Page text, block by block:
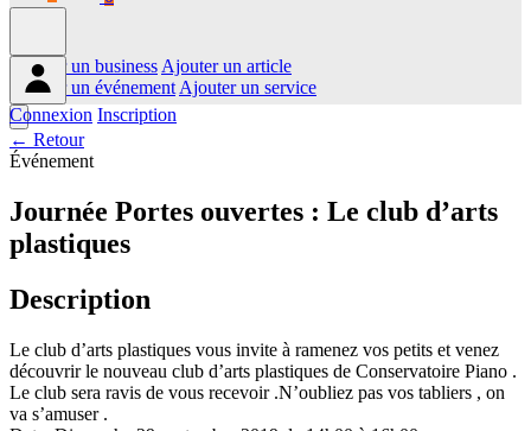
Ajouter un business Ajouter un article
Ajouter un événement Ajouter un service
Connexion Inscription
← Retour
Événement
Journée Portes ouvertes : Le club d’arts
plastiques
Description
Le club d’arts plastiques vous invite à ramenez vos petits et venez
découvrir le nouveau club d’arts plastiques de Conservatoire Piano .
Le club sera ravis de vous recevoir .N’oubliez pas vos tabliers , on
va s’amuser .